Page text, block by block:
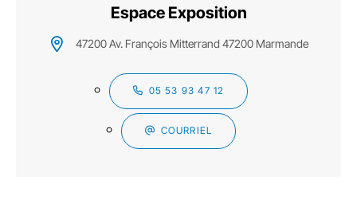
Espace Exposition
47200 Av. François Mitterrand 47200 Marmande
05 53 93 47 12
COURRIEL